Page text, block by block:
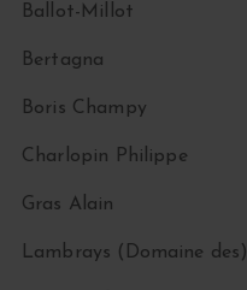
Ballot-Millot
Bertagna
Boris Champy
Charlopin Philippe
Gras Alain
Lambrays (Domaine des)